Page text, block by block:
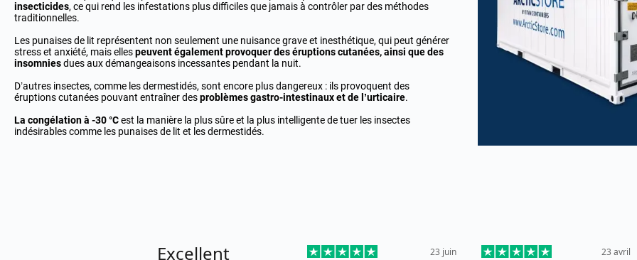
insecticides, ce qui rend les infestations plus difficiles que jamais à contrôler par des méthodes
traditionnelles.
Les punaises de lit représentent non seulement une nuisance grave et inesthétique, qui peut générer
stress et anxiété, mais ellespeuvent également provoquerdes éruptions cutanées, ainsi que des
insomniesdues aux démangeaisons incessantes pendant la nuit.
D’autres insectes, comme les dermestidés, sont encore plus dangereux : ils provoquent des
éruptions cutanées pouvant entraîner desproblèmes gastro-intestinaux et de l’urticaire.
La congélation à -30 °Cest la manière la plus sûre et la plus intelligente de tuer les insectes
indésirables comme les punaises de lit et les dermestidés.